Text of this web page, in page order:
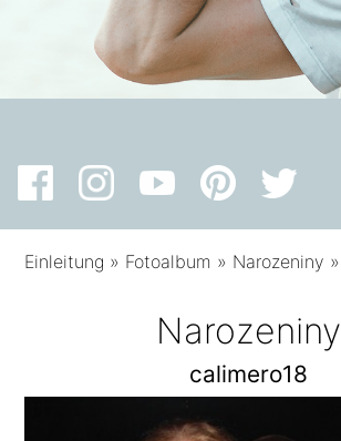
Einleitung » Fotoalbum » Narozeniny »
Narozeniny
calimero18